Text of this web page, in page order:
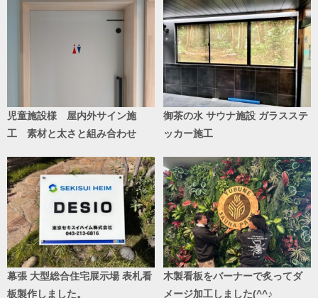
児童施設様 屋内外サイン施
工 素材と太さと組み合わせ
御茶の水 サウナ施設 ガラスステ
ッカー施工
幕張 大型総合住宅展示場 表札看
板製作しました。
木製看板をバーナーで炙ってダ
メージ加工しました(^^♪